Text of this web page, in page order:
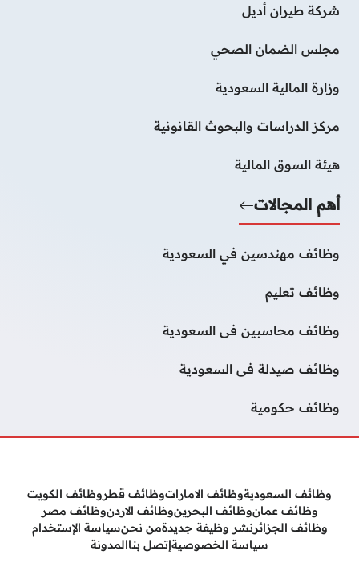
شركة طيران أديل
مجلس الضمان الصحي
وزارة المالية السعودية
مركز الدراسات والبحوث القانونية
هيئة السوق المالية
أهم المجالات
وظائف مهندسين في السعودية
وظائف تعليم
وظائف محاسبين فى السعودية
وظائف صيدلة فى السعودية
وظائف حكومية
وظائف السعوديةوظائف الاماراتوظائف قطروظائف الكويت
وظائف عمانوظائف البحرينوظائف الاردنوظائف مصر
وظائف الجزائرنشر وظيفة جديدةمن نحنسياسة الإستخدام
سياسة الخصوصيةإتصل بناالمدونة